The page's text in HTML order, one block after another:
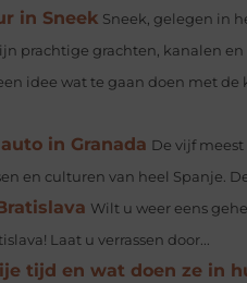
in Sneek Sneek, gelegen in
prachtige grachten, kanalen
idee wat te gaan doen met
in Granada De vijf
en culturen van heel Spanje.
Wilt u weer eens
Laat u verrassen door...
tijd en wat doen ze in